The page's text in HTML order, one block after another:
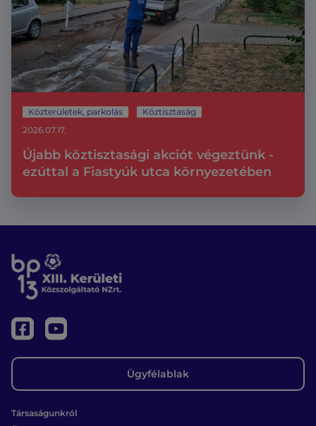
Közterületek, parkolás Köztisztaság
Újabb köztisztasági akciót végeztünk -
ezúttal a Fiastyúk utca környezetében
2026.07.17.
Ügyfélablak
Társaságunkról